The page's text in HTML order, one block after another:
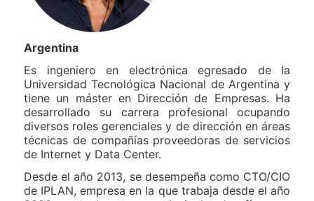
Argentina
Es ingeniero en electrónica egresado de la
Universidad Tecnológica Nacional de Argentina y
tiene un máster en Dirección de Empresas. Ha
desarrollado su carrera profesional ocupando
diversos roles gerenciales y de dirección en áreas
técnicas de compañías proveedoras de servicios
de Internet y Data Center.
Desde el año 2013, se desempeña como CTO/CIO
de IPLAN, empresa en la que trabaja desde el año